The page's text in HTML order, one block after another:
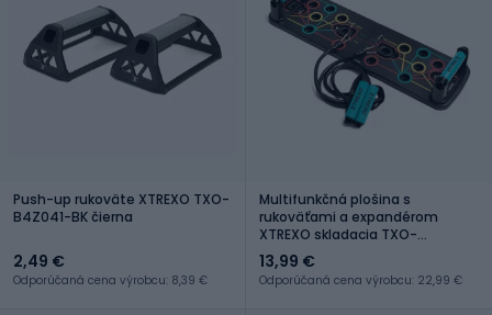
Push-up rukoväte XTREXO TXO-
B4Z041-BK čierna
2,49 €
Odporúčaná cena výrobcu: 8,39 €
Multifunkčná plošina s
rukoväťami a expandérom
XTREXO skladacia TXO-
B4Z045-BK čierna
13,99 €
Odporúčaná cena výrobcu: 22,99 €